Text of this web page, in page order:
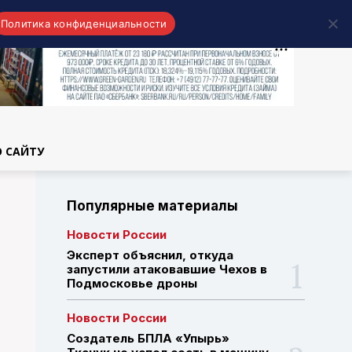
САЙТУ
Популярные материалы
Новости России
Эксперт объяснил, откуда
запустили атаковавшие Чехов в
Подмосковье дроны
Новости России
Создатель БПЛА «Упырь»
Политика конфиденциальности